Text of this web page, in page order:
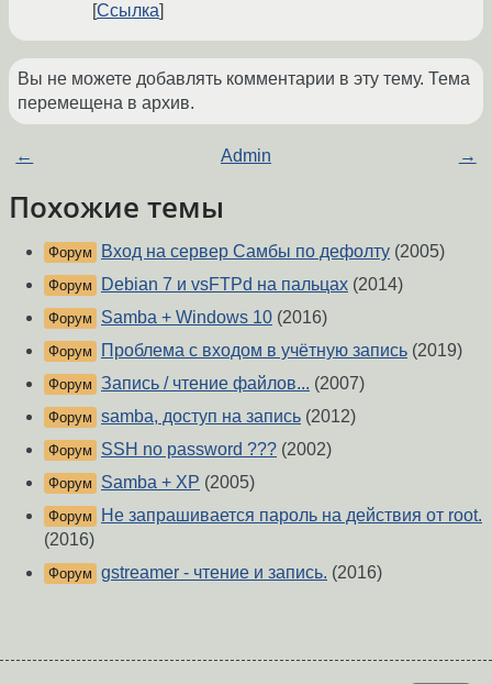
Ссылка
Вы не можете добавлять комментарии в эту тему. Тема
перемещена в архив.
← Admin →
Похожие темы
Форум Вход на сервер Самбы по дефолтy (2005)
Форум Debian 7 и vsFTPd на пальцах (2014)
Форум Samba + Windows 10 (2016)
Форум Проблема с входом в учётную запись (2019)
Форум Запись / чтение файлов... (2007)
Форум samba, доступ на запись (2012)
Форум SSH no password ??? (2002)
Форум Samba + XP (2005)
Форум
Не запрашивается пароль на действия от root.
(2016)
Форум gstreamer - чтение и запись. (2016)